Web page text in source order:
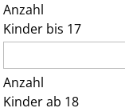
Anzahl
Kinder bis 17
Anzahl
Kinder ab 18